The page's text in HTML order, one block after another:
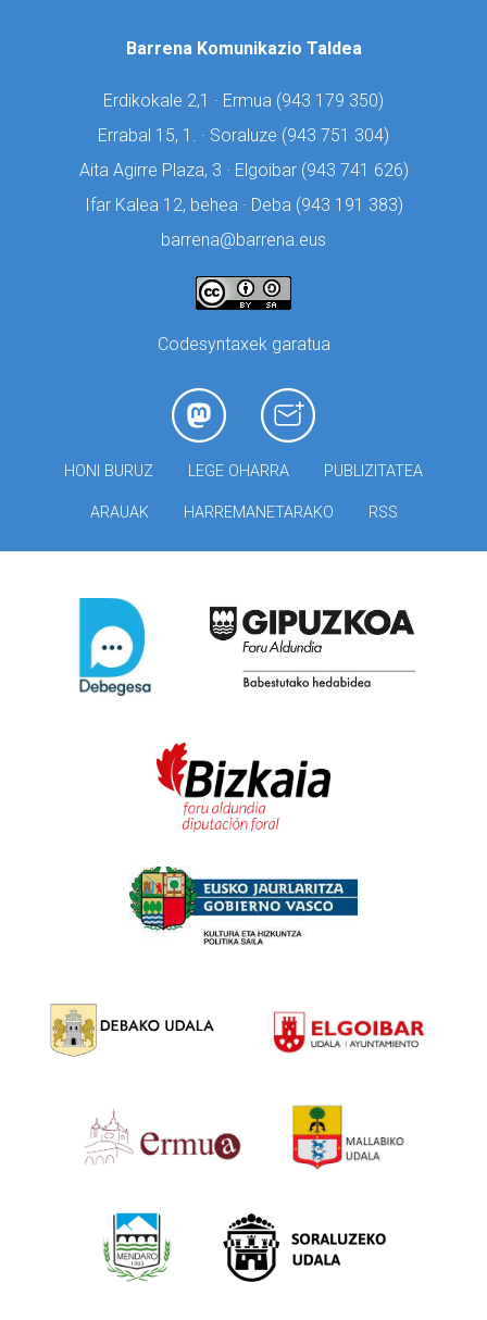
Barrena Komunikazio Taldea
Erdikokale 2,1 · Ermua (943 179 350)
Errabal 15, 1. · Soraluze (943 751 304)
Aita Agirre Plaza, 3 · Elgoibar (943 741 626)
Ifar Kalea 12, behea · Deba (943 191 383)
barrena@barrena.eus
Codesyntaxek garatua
HONI BURUZ LEGE OHARRA PUBLIZITATEA
ARAUAK HARREMANETARAKO RSS